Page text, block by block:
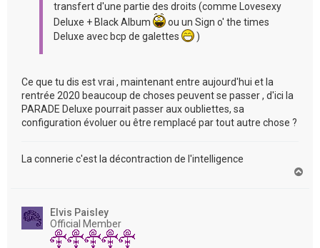
transfert d'une partie des droits (comme Lovesexy
Deluxe + Black Album
ou un Sign o' the times
Deluxe avec bcp de galettes
)
Ce que tu dis est vrai , maintenant entre aujourd'hui et la
rentrée 2020 beaucoup de choses peuvent se passer , d'ici la
PARADE Deluxe pourrait passer aux oubliettes, sa
configuration évoluer ou être remplacé par tout autre chose ?
La connerie c'est la décontraction de l'intelligence
Elvis Paisley
Official Member